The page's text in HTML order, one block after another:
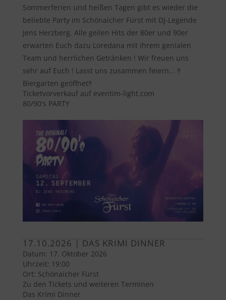
Sommerferien und heißen Tagen gibt es wieder die
beliebte Party im Schönaicher Fürst mit DJ-Legende
Jens Herzberg. Alle geilen Hits der 80er und 90er
erwarten Euch dazu Loredana mit ihrem genialen
Team und herrlichen Getränken ! Wir freuen uns
sehr auf Euch ! Lasst uns zusammen feiern... ‼️
Biergarten geöffnet‼️
Ticketvorverkauf auf eventim-light.com
80/90's PARTY
17.10.2026 | DAS KRIMI DINNER
Datum: 17. Oktober 2026
Uhrzeit: 19:00
Ort: Schönaicher Fürst
Zu den Tickets und weiteren Terminen
Das Krimi Dinner